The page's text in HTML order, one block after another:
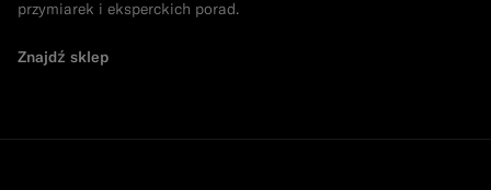
przymiarek i eksperckich porad.
Znajdź sklep